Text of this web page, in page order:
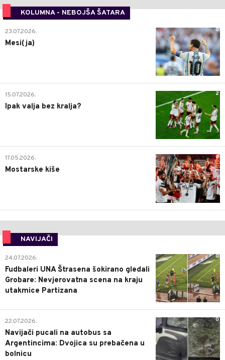
KOLUMNA - NEBOJŠA ŠATARA
0
23.07.2026.
Mesi(ja)
2
15.07.2026.
Ipak valja bez kralja?
0
17.05.2026.
Mostarske kiše
NAVIJAČI
0
24.07.2026.
Fudbaleri UNA Štrasena šokirano gledali
Grobare: Nevjerovatna scena na kraju
utakmice Partizana
0
22.07.2026.
Navijači pucali na autobus sa
Argentincima: Dvojica su prebačena u
bolnicu